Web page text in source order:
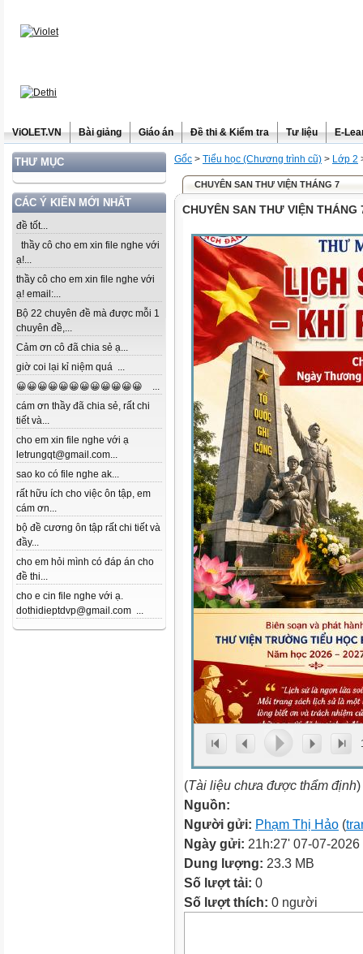
ViOLET.VN Bài giảng Giáo án Đề thi & Kiểm tra Tư liệu E-
THƯ MỤC
CÁC Ý KIẾN MỚI NHẤT
đề tốt...
thầy cô cho em xin file nghe với
ạ!...
thầy cô cho em xin file nghe với
ạ! email:...
Bộ 22 chuyên đề mà được mỗi 1
chuyên đề,...
Cảm ơn cô đã chia sẻ ạ...
giờ coi lại kỉ niệm quá ...
😀😀😀😀😀😀😀😀😀😀😀😀 ...
cám ơn thầy đã chia sẻ, rất chi
tiết và...
cho em xin file nghe với ạ
letrungqt@gmail.com...
sao ko có file nghe ak...
rất hữu ích cho việc ôn tập, em
cám ơn...
bộ đề cương ôn tập rất chi tiết và
đầy...
cho em hỏi mình có đáp án cho
đề thi...
cho e cin file nghe với ạ.
dothidieptdvp@gmail.com ...
Gốc > Tiểu học (Chương trình cũ) > Lớp 2
CHUYÊN SAN THƯ VIỆN THÁNG 7
CHUYÊN SAN THƯ VIỆN THÁNG
(Tài liệu chưa được thẩm định)
Nguồn:
Người gửi: Phạm Thị Hảo (
Ngày gửi: 21h:27' 07-07-2026
Dung lượng: 23.3 MB
Số lượt tải: 0
Số lượt thích: 0 người